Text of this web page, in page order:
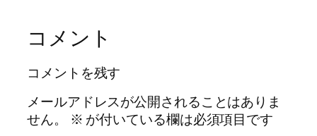
コメント
コメントを残す
メールアドレスが公開されることはありま
せん。
※ が付いている欄は必須項目です